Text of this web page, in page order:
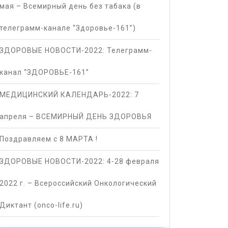
мая – Всемирный день без табака (в
телеграмм-канале “Здоровье-161”)
ЗДОРОВЫЕ НОВОСТИ-2022: Телеграмм-
канал “ЗДОРОВЬЕ-161”
МЕДИЦИНСКИЙ КАЛЕНДАРЬ-2022: 7
апреля – ВСЕМИРНЫЙ ДЕНЬ ЗДОРОВЬЯ
Поздравляем с 8 МАРТА !
ЗДОРОВЫЕ НОВОСТИ-2022: 4-28 февраля
2022 г. – Всероссийский Онкологический
Диктант (onco-life.ru)